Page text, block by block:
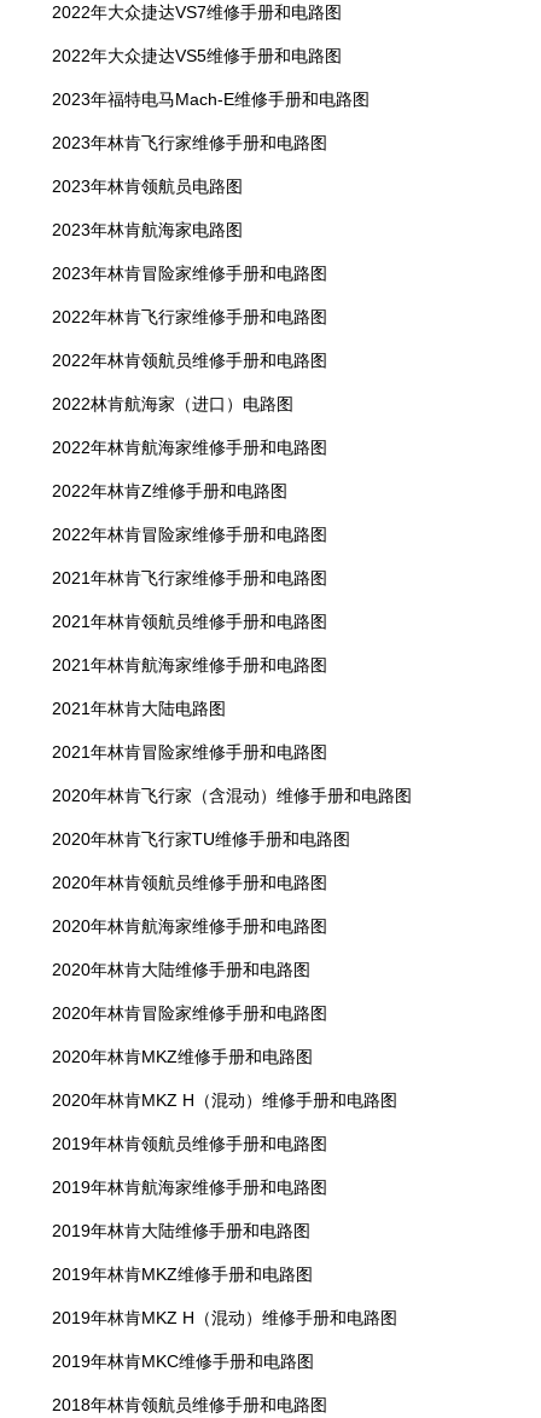
2022年大众捷达VS7维修手册和电路图
2022年大众捷达VS5维修手册和电路图
2023年福特电马Mach-E维修手册和电路图
2023年林肯飞行家维修手册和电路图
2023年林肯领航员电路图
2023年林肯航海家电路图
2023年林肯冒险家维修手册和电路图
2022年林肯飞行家维修手册和电路图
2022年林肯领航员维修手册和电路图
2022林肯航海家（进口）电路图
2022年林肯航海家维修手册和电路图
2022年林肯Z维修手册和电路图
2022年林肯冒险家维修手册和电路图
2021年林肯飞行家维修手册和电路图
2021年林肯领航员维修手册和电路图
2021年林肯航海家维修手册和电路图
2021年林肯大陆电路图
2021年林肯冒险家维修手册和电路图
2020年林肯飞行家（含混动）维修手册和电路图
2020年林肯飞行家TU维修手册和电路图
2020年林肯领航员维修手册和电路图
2020年林肯航海家维修手册和电路图
2020年林肯大陆维修手册和电路图
2020年林肯冒险家维修手册和电路图
2020年林肯MKZ维修手册和电路图
2020年林肯MKZ H（混动）维修手册和电路图
2019年林肯领航员维修手册和电路图
2019年林肯航海家维修手册和电路图
2019年林肯大陆维修手册和电路图
2019年林肯MKZ维修手册和电路图
2019年林肯MKZ H（混动）维修手册和电路图
2019年林肯MKC维修手册和电路图
2018年林肯领航员维修手册和电路图